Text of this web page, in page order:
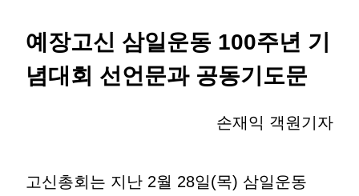
예장고신 삼일운동 100주년 기
념대회 선언문과 공동기도문
손재익 객원기자
고신총회는 지난 2월 28일(목) 삼일운동